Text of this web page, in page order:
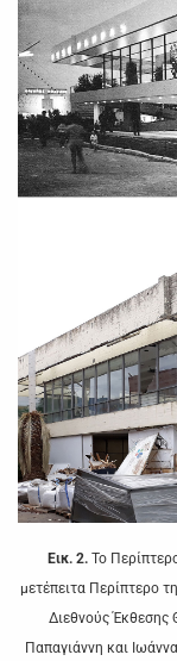
Εικ. 2. Το
μετέπειτα Περίπτερο
Διεθνούς Έκθεσης
Παπαγιάννη και